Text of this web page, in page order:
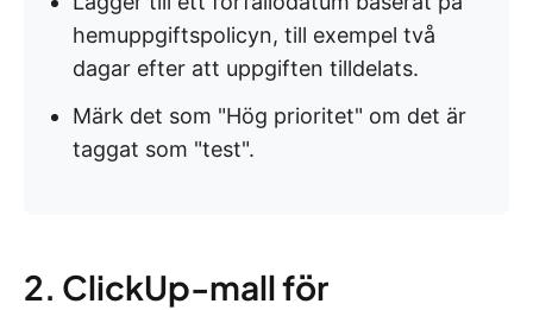
hemuppgiftspolicyn, till exempel två
dagar efter att uppgiften tilldelats.
Märk det som "Hög prioritet" om det är
taggat som "test".
2. ClickUp-mall för